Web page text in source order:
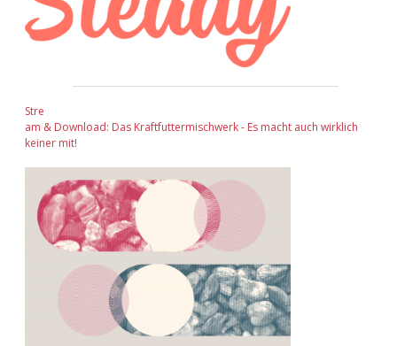
Stre
am & Download: Das Kraftfuttermischwerk - Es macht auch wirklich
keiner mit!